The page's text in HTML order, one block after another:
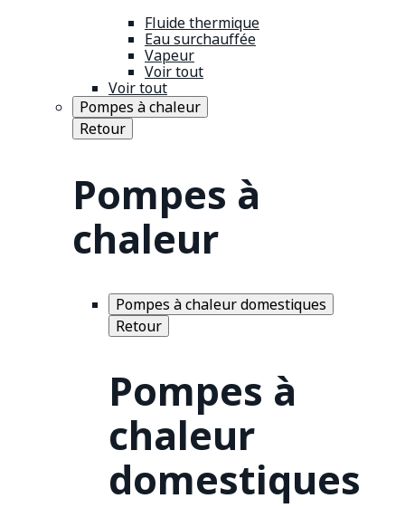
Fluide thermique
Eau surchauffée
Vapeur
Voir tout
Voir tout
Pompes à chaleur
Retour
Pompes à
chaleur
Pompes à chaleur domestiques
Retour
Pompes à
chaleur
domestiques